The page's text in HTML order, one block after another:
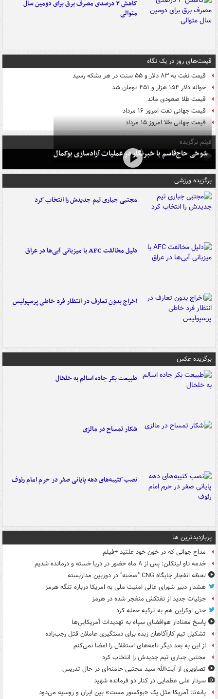
کاهش ۳ درصدی مصرف برق برای دومین سال
متوالی
قیمت‌های روز در یک نگاه
قیمت نفت به ۸۳ دلار و ۵۵ سنت در هر بشکه رسید
حواله دلار ۱۵۴ هزار و ۴۵۱ تومان شد
قیمت طلا صعودی ماند
قیمت جهانی نفت امروز ۱۶ مرداد
قیمت جهانی طلا امروز ۱۵ مرداد
فیلم برگزیده
شوخی حاج‌قاسم با خبرنگار در عملیات آزادسازی بوکمال
برگزیده ورزشی
مجتبی جباری تیم جدیدش را انتخاب کرد
دلیل مخالفت AFC با میزبانی آبی‌ها در عراق
اخراج بدون تعارف در انتظار فرد خاطی پرسپولیس
برگزیده عکس
طبیعت بکر جاده اسالم به خلخال
شکار تمساح در مالزی
نصب کتیبه‌های دهه پایانی صفر در حرم امام رئوف
پربازدیدترین ها
مداح جوانی که در خون خود غلتید +فیلم
خدمه ناو لینکلن: پس از ۸ ماه حضور در دریا خسته و درمانده‌ شدیم
لحظه انفجار جایگاه CNG "صحنه" در دوربین مداربسته
هشدار دبیر شورای عالی امنیت ملی به امریکا درباره تنگه هرمز
جزئیات جدید از نفتکش منفجر شده در هرمز
حتی اوکراین هم به ترکیه حمله کرد
پاسخ معنادار هوافضای سپاه به تهدیدات آمریکایی‌ها
تشکیل تیم کارآگاهان زبده برای دستگیری عاملان قتل رجب‌زاده
از این به بعد دیگر نامه‌های استقلال را امضا نمی‌کنم
مجتبی جباری تیم جدیدش را انتخاب کرد
تصاویری از آیت‌الله سید مجتبی خامنه‌ای در حال تدریس
سردار علی عظمایی در کنار دو فرمانده شهید
پانه‌تا: آمریکا مثل یک «بوکسور مست» بین ایران و روسیه می‌دود